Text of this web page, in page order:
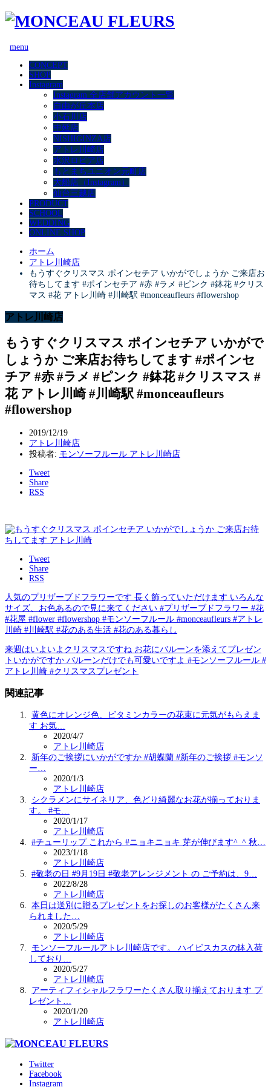
menu
CONCEPT
SHOP
Instagram
Instagram 全店舗アカウント一覧
自由が丘本店
小石川店
中延店
NISHIGINZA店
アトレ川崎店
水沢ロピア店
もとまちユニオン元町店
大船店（Instagram）
仙台三越店
PRODUCT
SCHOOL
WEDDING
ONLINE SHOP
ホーム
アトレ川崎店
もうすぐクリスマス ポインセチア いかがでしょうか ご来店お
待ちしてます #ポインセチア #赤 #ラメ #ピンク #鉢花 #クリス
マス #花 アトレ川崎 #川崎駅 #monceaufleurs #flowershop
アトレ川崎店
もうすぐクリスマス ポインセチア いかがで
しょうか ご来店お待ちしてます #ポインセ
チア #赤 #ラメ #ピンク #鉢花 #クリスマス #
花 アトレ川崎 #川崎駅 #monceaufleurs
#flowershop
2019/12/19
アトレ川崎店
投稿者: モンソーフルール アトレ川崎店
Tweet
Share
RSS
Tweet
Share
RSS
人気のプリザーブドフラワーです 長く飾っていただけます️ いろんな
サイズ、お色あるので見に来てください #プリザーブドフラワー #花
#花屋 #flower #flowershop #モンソーフルール #monceaufleurs #アトレ
川崎 #川崎駅 #花のある生活 #花のある暮らし
来週はいよいよクリスマスですね お花にバルーンを添えてプレゼン
トいかがですか バルーンだけでも可愛いですよ #モンソーフルール #
アトレ川崎 #クリスマスプレゼント
関連記事
黄色にオレンジ色、ビタミンカラーの花束に元気がもらえま
す️ お気…
2020/4/7
アトレ川崎店
新年のご挨拶にいかがですか #胡蝶蘭 #新年のご挨拶 #モンソ
ー…
2020/1/3
アトレ川崎店
シクラメンにサイネリア、色どり綺麗なお花が揃っておりま
す。 #モ…
2020/1/17
アトレ川崎店
#チューリップ これから #ニョキニョキ 芽が伸びます^_^ 秋…
2023/1/18
アトレ川崎店
#敬老の日 #9月19日 #敬老アレンジメント の ご予約は、9…
2022/8/28
アトレ川崎店
本日は送別に贈るプレゼントをお探しのお客様がたくさん来
られました…
2020/5/29
アトレ川崎店
モンソーフルールアトレ川崎店です。 ハイビスカスの鉢入荷
しており…
2020/5/27
アトレ川崎店
アーティフィシャルフラワーたくさん取り揃えております プ
レゼント…
2020/1/20
アトレ川崎店
Twitter
Facebook
Instagram